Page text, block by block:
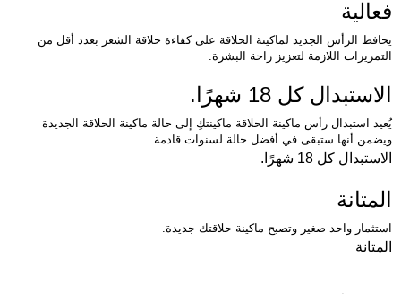
فعالية
يحافظ الرأس الجديد لماكينة الحلاقة على كفاءة حلاقة الشعر بعدد أقل من
التمريرات اللازمة لتعزيز راحة البشرة.
الاستبدال كل 18 شهرًا.
يُعيد استبدال رأس ماكينة الحلاقة ماكينتكِ إلى حالة ماكينة الحلاقة الجديدة
ويضمن أنها ستبقى في أفضل حالة لسنوات قادمة.
الاستبدال كل 18 شهرًا.
المتانة
استثمار واحد صغير وتصبح ماكينة حلاقتك جديدة.
المتانة